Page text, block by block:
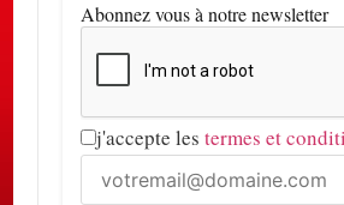
Abonnez vous à notre newsletter
j'accepte les termes et